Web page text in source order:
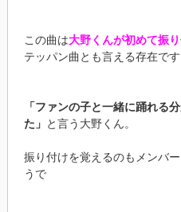
この曲は大野くんが初めて振
テッパン曲とも言える存在です
「ファンの子と一緒に踊れる
た」 と言う大野くん。
振り付けを覚えるのもメンバ
うで